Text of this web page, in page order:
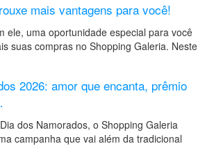
mais vantagens para você!
ele, uma oportunidade especial para você
suas compras no Shopping Galeria. Neste
2026: amor que encanta, prêmio
dos Namorados, o Shopping Galeria
campanha que vai além da tradicional